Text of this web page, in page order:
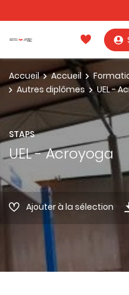
Accueil Accueil
Autres diplômes
UEL -
STAPS
UEL - Acroyoga
Ajouter à la sélection